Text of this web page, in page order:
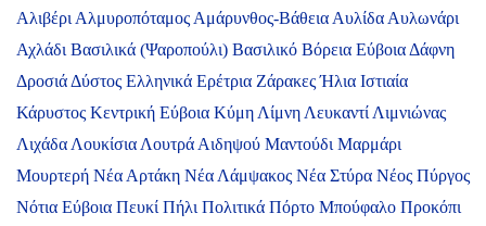
Αλιβέρι Αλμυροπόταμος Αμάρυνθος-Βάθεια Αυλίδα Αυλωνάρι
Αχλάδι Βασιλικά (Ψαροπούλι) Βασιλικό Βόρεια Εύβοια Δάφνη
Δροσιά Δύστος Ελληνικά Ερέτρια ΖάρακεςΉλια Ιστιαία
Κάρυστος Κεντρική Εύβοια Κύμη Λίμνη Λευκαντί Λιμνιώνας
Λιχάδα Λουκίσια Λουτρά Αιδηψού Μαντούδι Μαρμάρι
Μουρτερή Νέα Αρτάκη Νέα Λάμψακος Νέα Στύρα Νέος Πύργος
Νότια Εύβοια Πευκί Πήλι Πολιτικά Πόρτο Μπούφαλο Προκόπι